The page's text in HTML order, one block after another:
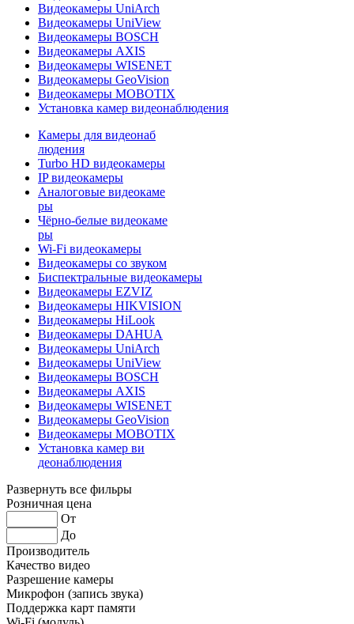
Видеокамеры UniArch
Видеокамеры UniView
Видеокамеры BOSCH
Видеокамеры AXIS
Видеокамеры WISENET
Видеокамеры GeoVision
Видеокамеры MOBOTIX
Установка камер видеонаблюдения
Камеры для видеонаб
людения
Turbo HD видеокамеры
IP видеокамеры
Аналоговые видеокаме
ры
Чёрно-белые видеокаме
ры
Wi-Fi видеокамеры
Видеокамеры со звуком
Биспектральные видеокамеры
Видеокамеры EZVIZ
Видеокамеры HIKVISION
Видеокамеры HiLook
Видеокамеры DAHUA
Видеокамеры UniArch
Видеокамеры UniView
Видеокамеры BOSCH
Видеокамеры AXIS
Видеокамеры WISENET
Видеокамеры GeoVision
Видеокамеры MOBOTIX
Установка камер ви
деонаблюдения
Развернуть все фильры
Розничная цена
От
До
Производитель
Качество видео
Разрешение камеры
Микрофон (запись звука)
Поддержка карт памяти